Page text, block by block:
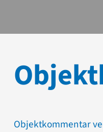
Objektkommentar